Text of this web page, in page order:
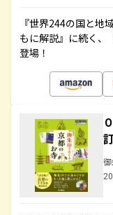
『世界244の国と
もに解説』に続く、
登場！